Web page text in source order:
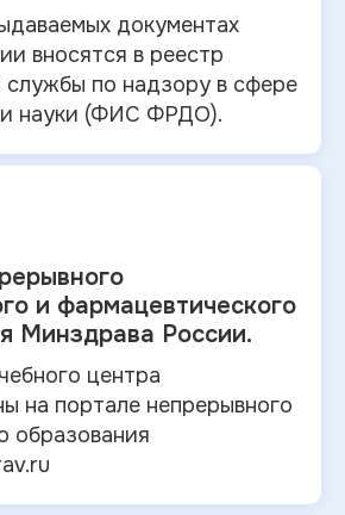
документах
вносятся в реестр
по надзору в сфере
науки (ФИС ФРДО).
и фармацевтического
Минздрава России.
центра
на портале непрерывного
образования